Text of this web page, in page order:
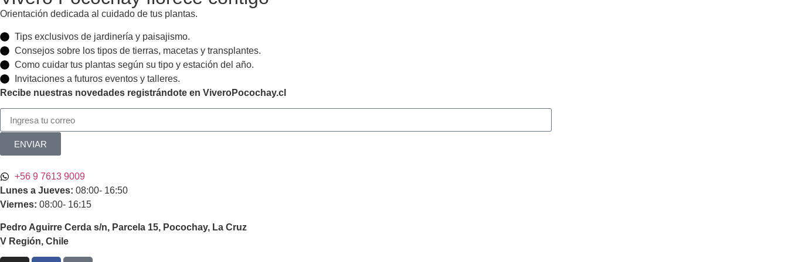
Orientación dedicada al cuidado de tus plantas.
Tips exclusivos de jardinería y paisajismo.
Consejos sobre los tipos de tierras, macetas y transplantes.
Como cuidar tus plantas según su tipo y estación del año.
Invitaciones a futuros eventos y talleres.
Recibe nuestras novedades registrándote en ViveroPocochay.cl
ENVIAR
+56 9 7613 9009
Lunes a Jueves: 08:00- 16:50
Viernes: 08:00- 16:15
Pedro Aguirre Cerda s/n, Parcela 15, Pocochay, La Cruz
V Región, Chile